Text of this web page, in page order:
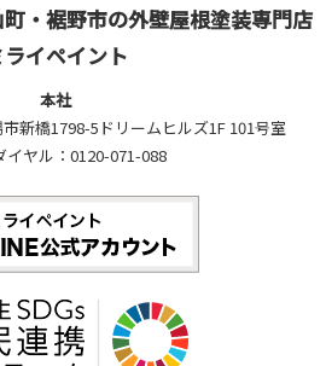
・裾野市の外壁屋根塗装専門店
ライペイント
本社
新橋1798-5ドリームヒルズ1F 101号室
イヤル：0120-071-088